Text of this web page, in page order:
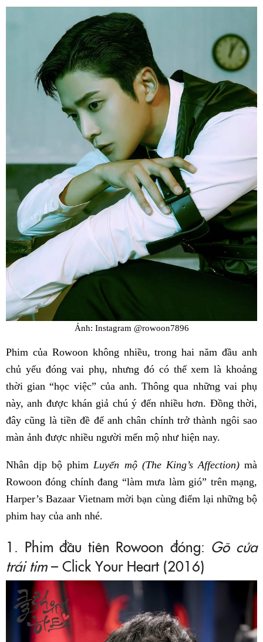
Ảnh: Instagram @rowoon7896
Phim của Rowoon không nhiều, trong hai năm đầu anh
chủ yếu đóng vai phụ, nhưng đó có thể xem là khoảng
thời gian “học việc” của anh. Thông qua những vai phụ
này, anh được khán giả chú ý đến nhiều hơn. Đồng thời,
đây cũng là tiền đề để anh chân chính trở thành ngôi sao
màn ảnh được nhiều người mến mộ như hiện nay.
Nhân dịp bộ phimLuyến mộ (The King’s Affection)mà
Rowoon đóng chính đang “làm mưa làm gió” trên mạng,
Harper’s Bazaar Vietnam mời bạn cùng điểm lại những bộ
phim hay của anh nhé.
1. Phim đầu tiên Rowoon đóng: Gõ cửa
trái tim– Click Your Heart (2016)